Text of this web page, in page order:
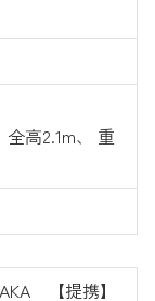
全高2.1m、 重
【提携】